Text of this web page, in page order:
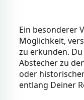
Ein besonderer
Möglichkeit,
zu erkunden.
Abstecher zu
oder
entlang Deiner